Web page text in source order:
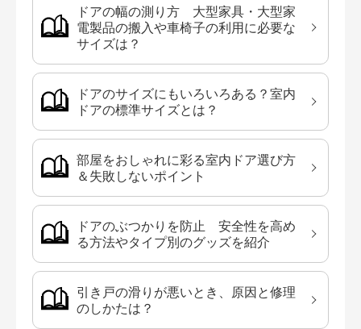
ドアの幅の測り方 大型家具・大型家
電製品の搬入や車椅子の利用に必要な
サイズは？
ドアのサイズにもいろいろある？室内
ドアの標準サイズとは？
部屋をおしゃれに彩る室内ドア選び方
＆失敗しないポイント
ドアのぶつかりを防止 安全性を高め
る方法やタイプ別のグッズを紹介
引き戸の滑りが悪いとき、原因と修理
のしかたは？